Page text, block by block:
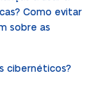
Como evitar
sobre as
cibernéticos?